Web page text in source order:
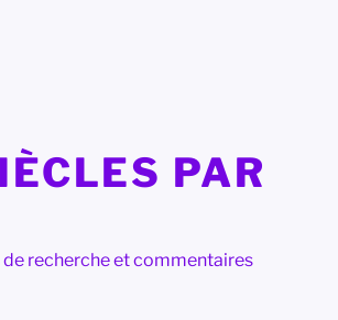
PAR
recherche et commentaires